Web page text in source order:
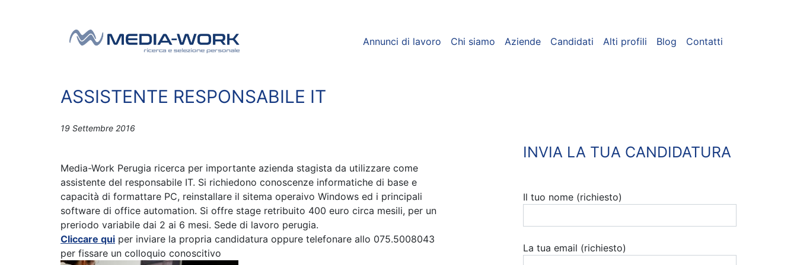
Navigazione principale Annunci di lavoro Chi siamo Aziende Candidati Alti profili Blog Contatti
ASSISTENTE RESPONSABILE IT
19 Settembre 2016
Media-Work Perugia ricerca per importante azienda stagista da utilizzare come
assistente del responsabile IT. Si richiedono conoscenze informatiche di base e
capacità di formattare PC, reinstallare il sitema operaivo Windows ed i principali
software di office automation. Si offre stage retribuito 400 euro circa mesili, per un
preriodo variabile dai 2 ai 6 mesi. Sede di lavoro perugia.
Cliccare qui per inviare la propria candidatura oppure telefonare allo 075.5008043
per fissare un colloquio conoscitivo
INVIA LA TUA CANDIDATURA
Il tuo nome (richiesto)
La tua email (richiesto)